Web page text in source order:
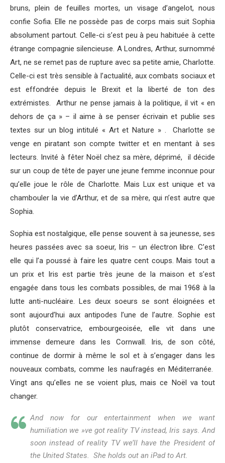
bruns, plein de feuilles mortes, un visage d’angelot, nous
confie Sofia. Elle ne possède pas de corps mais suit Sophia
absolument partout. Celle-ci s’est peu à peu habituée à cette
étrange compagnie silencieuse. A Londres, Arthur, surnommé
Art, ne se remet pas de rupture avec sa petite amie, Charlotte.
Celle-ci est très sensible à l’actualité, aux combats sociaux et
est effondrée depuis le Brexit et la liberté de ton des
extrémistes. Arthur ne pense jamais à la politique, il vit « en
dehors de ça » – il aime à se penser écrivain et publie ses
textes sur un blog intitulé « Art et Nature » . Charlotte se
venge en piratant son compte twitter et en mentant à ses
lecteurs. Invité à fêter Noël chez sa mère, déprimé, il décide
sur un coup de tête de payer une jeune femme inconnue pour
qu’elle joue le rôle de Charlotte. Mais Lux est unique et va
chambouler la vie d’Arthur, et de sa mère, qui n’est autre que
Sophia.
Sophia est nostalgique, elle pense souvent à sa jeunesse, ses
heures passées avec sa soeur, Iris – un électron libre. C’est
elle qui l’a poussé à faire les quatre cent coups. Mais tout a
un prix et Iris est partie très jeune de la maison et s’est
engagée dans tous les combats possibles, de mai 1968 à la
lutte anti-nucléaire. Les deux soeurs se sont éloignées et
sont aujourd’hui aux antipodes l’une de l’autre. Sophie est
plutôt conservatrice, embourgeoisée, elle vit dans une
immense demeure dans les Cornwall. Iris, de son côté,
continue de dormir à même le sol et à s’engager dans les
nouveaux combats, comme les naufragés en Méditerranée.
Vingt ans qu’elles ne se voient plus, mais ce Noël va tout
changer.
And now for our entertainment when we want
humiliation we »ve got reality TV instead, Iris says. And
soon instead of reality TV we’ll have the President of
the United States. She holds out an iPad to Art.